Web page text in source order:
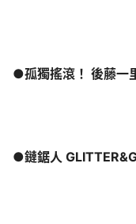
●孤獨搖滾！ 後藤一
●鏈鋸人